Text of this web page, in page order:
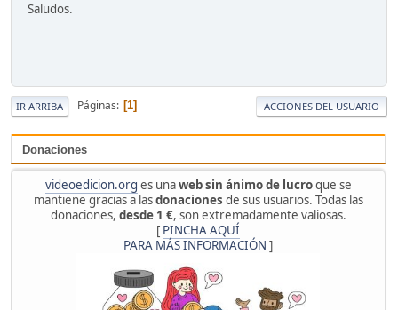
Donaciones
videoedicion.org es unaweb sin ánimo de lucroque se
mantiene gracias a lasdonaciones de sus usuarios. Todas las
donaciones, desde 1 €, son extremadamente valiosas.
[ PINCHA AQUÍ
PARA MÁS INFORMACIÓN ]
Saludos.
IR ARRIBA Páginas 1 ACCIONES DEL USUARIO